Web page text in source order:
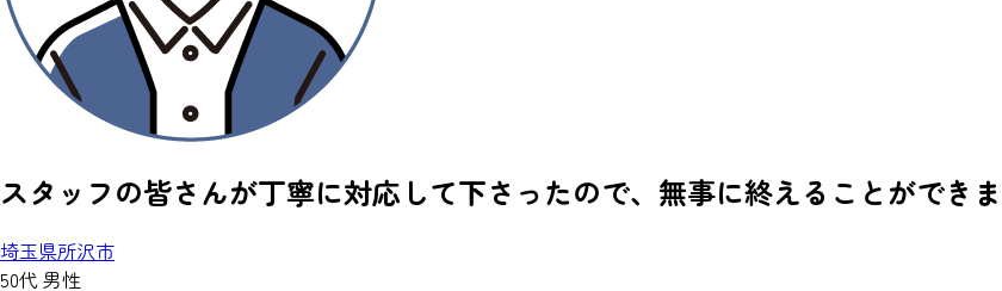
スタッフの皆さんが丁寧に対応して下さったので、無事に終えることができま
埼玉県所沢市
50代 男性